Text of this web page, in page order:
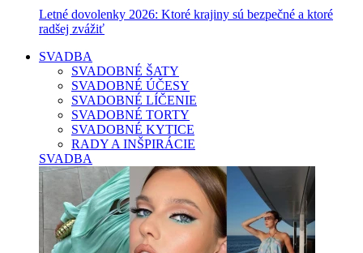
Letné dovolenky 2026: Ktoré krajiny sú bezpečné a ktoré
radšej zvážiť
SVADBA
SVADOBNÉ ŠATY
SVADOBNÉ ÚČESY
SVADOBNÉ LÍČENIE
SVADOBNÉ TORTY
SVADOBNÉ KYTICE
RADY A INŠPIRÁCIE
SVADBA